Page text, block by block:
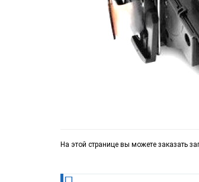
На этой странице вы можете заказать